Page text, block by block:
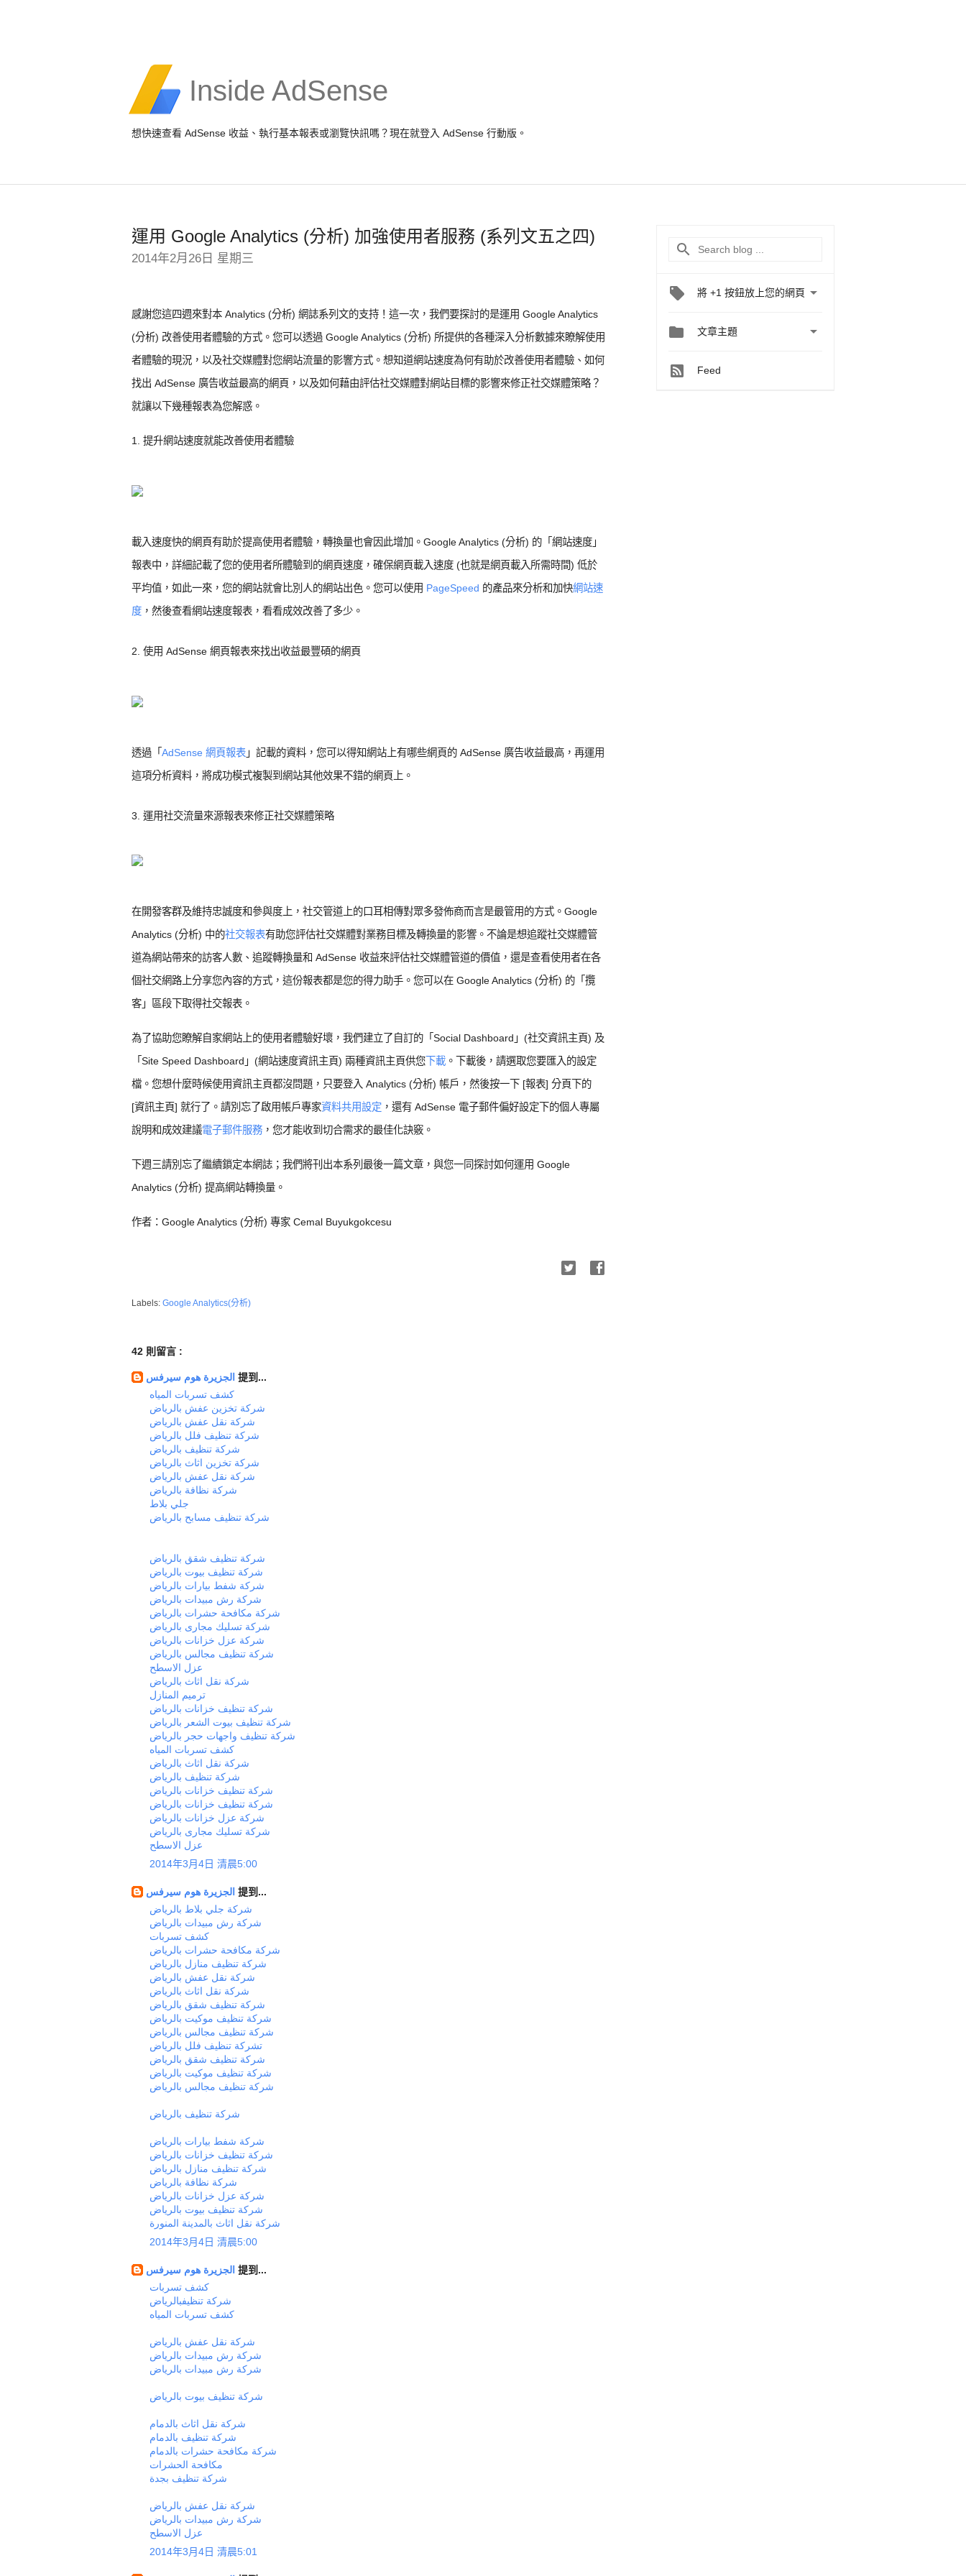
Inside AdSense
想快速查看 AdSense 收益、執行基本報表或瀏覽快訊嗎？現在就登入 AdSense 行動版。
運用 Google Analytics (分析) 加強使用者服務 (系列文五之四)
2014年2月26日 星期三
感謝您這四週來對本 Analytics (分析) 網誌系列文的支持！這一次，我們要探討的是運用 Google Analytics
(分析) 改善使用者體驗的方式。您可以透過 Google Analytics (分析) 所提供的各種深入分析數據來瞭解使用
者體驗的現況，以及社交媒體對您網站流量的影響方式。想知道網站速度為何有助於改善使用者體驗、如何
找出 AdSense 廣告收益最高的網頁，以及如何藉由評估社交媒體對網站目標的影響來修正社交媒體策略？
就讓以下幾種報表為您解惑。
1. 提升網站速度就能改善使用者體驗
載入速度快的網頁有助於提高使用者體驗，轉換量也會因此增加。Google Analytics (分析) 的「網站速度」
報表中，詳細記載了您的使用者所體驗到的網頁速度，確保網頁載入速度 (也就是網頁載入所需時間) 低於
平均值，如此一來，您的網站就會比別人的網站出色。您可以使用 PageSpeed 的產品來分析和加快網站速
度 ，然後查看網站速度報表，看看成效改善了多少。
2. 使用 AdSense 網頁報表來找出收益最豐碩的網頁
透過「AdSense 網頁報表 」記載的資料，您可以得知網站上有哪些網頁的 AdSense 廣告收益最高，再運用
這項分析資料，將成功模式複製到網站其他效果不錯的網頁上。
3. 運用社交流量來源報表來修正社交媒體策略
在開發客群及維持忠誠度和參與度上，社交管道上的口耳相傳對眾多發佈商而言是最管用的方式。Google
Analytics (分析) 中的社交報表有助您評估社交媒體對業務目標及轉換量的影響。不論是想追蹤社交媒體管
道為網站帶來的訪客人數、追蹤轉換量和 AdSense 收益來評估社交媒體管道的價值，還是查看使用者在各
個社交網路上分享您內容的方式，這份報表都是您的得力助手。您可以在 Google Analytics (分析) 的「攬
客」區段下取得社交報表。
為了協助您瞭解自家網站上的使用者體驗好壞，我們建立了自訂的「Social Dashboard」(社交資訊主頁) 及
「Site Speed Dashboard」(網站速度資訊主頁) 兩種資訊主頁供您 下載 。下載後，請選取您要匯入的設定
檔。您想什麼時候使用資訊主頁都沒問題，只要登入 Analytics (分析) 帳戶，然後按一下 [報表] 分頁下的
[資訊主頁] 就行了。請別忘了啟用帳戶專家資料共用設定 ，還有 AdSense 電子郵件偏好設定下的個人專屬
說明和成效建議電子郵件服務 ，您才能收到切合需求的最佳化訣竅。
下週三請別忘了繼續鎖定本網誌；我們將刊出本系列最後一篇文章，與您一同探討如何運用 Google
Analytics (分析) 提高網站轉換量。
作者：Google Analytics (分析) 專家 Cemal Buyukgokcesu
Labels: Google Analytics(分析)
42 則留言 :
提到...
كشف تسربات المياه
شركة تخزين عفش بالرياض
شركة نقل عفش بالرياض
شركة تنظيف فلل بالرياض
شركة تنظيف بالرياض
شركة تخزين اثاث بالرياض
شركة نقل عفش بالرياض
شركة نظافة بالرياض
جلي بلاط
شركة تنظيف مسابح بالرياض
شركة تنظيف شقق بالرياض
شركة تنظيف بيوت بالرياض
شركة شفط بيارات بالرياض
شركة رش مبيدات بالرياض
شركة مكافحة حشرات بالرياض
شركة تسليك مجارى بالرياض
شركة عزل خزانات بالرياض
شركة تنظيف مجالس بالرياض
عزل الاسطح
شركة نقل اثاث بالرياض
ترميم المنازل
شركة تنظيف خزانات بالرياض
شركة تنظيف بيوت الشعر بالرياض
شركة تنظيف واجهات حجر بالرياض
كشف تسربات المياه
شركة نقل اثاث بالرياض
شركة تنظيف بالرياض
شركة تنظيف خزانات بالرياض
شركة تنظيف خزانات بالرياض
شركة عزل خزانات بالرياض
شركة تسليك مجارى بالرياض
عزل الاسطح
2014年3月4日 清晨5:00
提到...
شركة جلي بلاط بالرياض
شركة رش مبيدات بالرياض
كشف تسربات
شركة مكافحة حشرات بالرياض
شركة تنظيف منازل بالرياض
شركة نقل عفش بالرياض
شركة نقل اثاث بالرياض
شركة تنظيف شقق بالرياض
شركة تنظيف موكيت بالرياض
شركة تنظيف مجالس بالرياض
تشركة تنظيف فلل بالرياض
شركة تنظيف شقق بالرياض
شركة تنظيف موكيت بالرياض
شركة تنظيف مجالس بالرياض
شركة تنظيف بالرياض
شركة شفط بيارات بالرياض
شركة تنظيف خزانات بالرياض
شركة تنظيف منازل بالرياض
شركة نظافة بالرياض
شركة عزل خزانات بالرياض
شركة تنظيف بيوت بالرياض
شركة نقل اثاث بالمدينة المنورة
2014年3月4日 清晨5:00
提到...
كشف تسربات
شركة تنظيفبالرياض
‫كشف تسربات المياه
شركة نقل عفش بالرياض
شركة رش مبيدات بالرياض
شركة رش مبيدات بالرياض
شركة تنظيف بيوت بالرياض
شركة نقل اثاث بالدمام
شركة تنظيف بالدمام
شركة مكافحة حشرات بالدمام
مكافحة الحشرات
شركة تنظيف بجدة
شركة نقل عفش بالرياض
شركة رش مبيدات بالرياض
عزل الاسطح
2014年3月4日 清晨5:01
將 +1 按鈕放上您的網頁 
 文章主題 
Feed